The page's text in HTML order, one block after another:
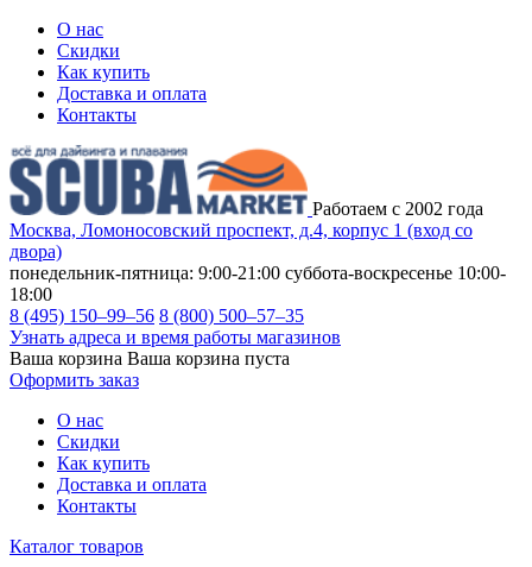
О нас
Скидки
Как купить
Доставка и оплата
Контакты
Работаем с 2002 года
Москва, Ломоносовский проспект, д.4, корпус 1 (вход со
двора)
понедельник-пятница: 9:00-21:00 суббота-воскресенье 10:00-
18:00
8 (495) 150–99–56 8 (800) 500–57–35
Узнать адреса и время работы магазинов
Ваша корзина Ваша корзина пуста
Оформить заказ
О нас
Скидки
Как купить
Доставка и оплата
Контакты
Каталог товаров